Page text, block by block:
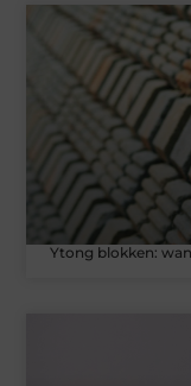
Ytong blokken: